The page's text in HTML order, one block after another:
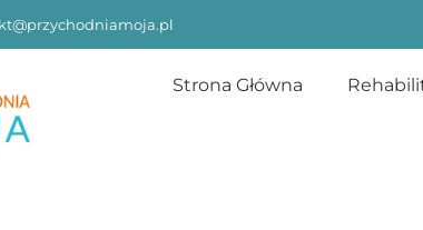
Strona Główna